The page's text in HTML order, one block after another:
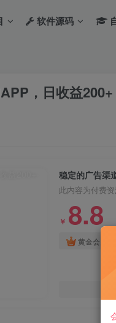
软件源码
，日收益200+
稳定的广告渠
此内容为付费
￥ 8.8
黄金会员